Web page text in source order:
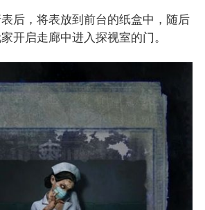
后，将表放到前台的纸盒中，随后
开启走廊中进入探视室的门。